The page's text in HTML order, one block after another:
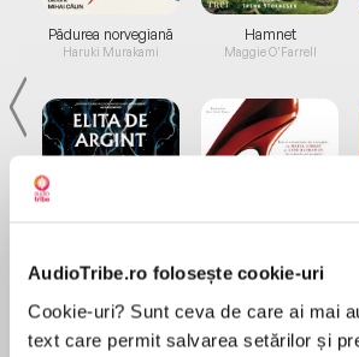
AudioTribe.ro folosește cookie-uri
Cookie-uri? Sunt ceva de care ai mai
text care permit salvarea setărilor și
Pădurea norvegiană
Haruki Murakami
de...
Dani Francis
Hamnet
Maggie O'Farrell
la...
Lauren Weisberger